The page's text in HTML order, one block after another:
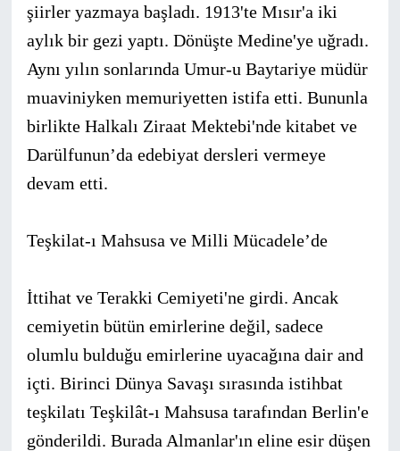
şiirler yazmaya başladı. 1913'te Mısır'a iki
aylık bir gezi yaptı. Dönüşte Medine'ye uğradı.
Aynı yılın sonlarında Umur-u Baytariye müdür
muaviniyken memuriyetten istifa etti. Bununla
birlikte Halkalı Ziraat Mektebi'nde kitabet ve
Darülfunun’da edebiyat dersleri vermeye
devam etti.
Teşkilat-ı Mahsusa ve Milli Mücadele’de
İttihat ve Terakki Cemiyeti'ne girdi. Ancak
cemiyetin bütün emirlerine değil, sadece
olumlu bulduğu emirlerine uyacağına dair and
içti. Birinci Dünya Savaşı sırasında istihbat
teşkilatı Teşkilât-ı Mahsusa tarafından Berlin'e
gönderildi. Burada Almanlar'ın eline esir düşen